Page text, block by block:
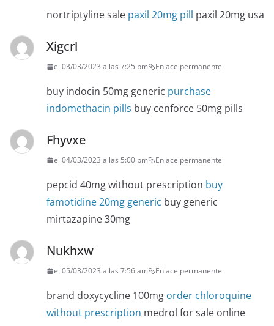
nortriptyline sale paxil 20mg pill paxil 20mg usa
Xigcrl
el 03/03/2023 a las 7:25 pm Enlace permanente
buy indocin 50mg generic purchase
indomethacin pills buy cenforce 50mg pills
Fhyvxe
el 04/03/2023 a las 5:00 pm Enlace permanente
pepcid 40mg without prescription buy
famotidine 20mg generic buy generic
mirtazapine 30mg
Nukhxw
el 05/03/2023 a las 7:56 am Enlace permanente
brand doxycycline 100mg order chloroquine
without prescription medrol for sale online